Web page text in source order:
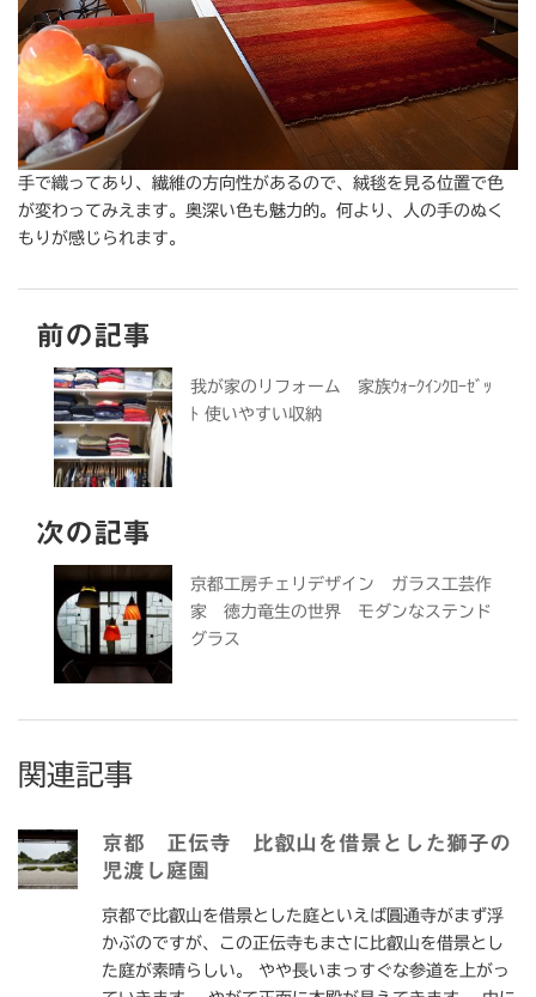
手で織ってあり、繊維の方向性があるので、絨毯を見る位置で色
が変わってみえます。奥深い色も魅力的。何より、人の手のぬく
もりが感じられます。
前の記事
我が家のリフォーム 家族ｳｫｰｸｲﾝｸﾛｰｾﾞｯ
ﾄ 使いやすい収納
次の記事
京都工房チェリデザイン ガラス工芸作
家 徳力竜生の世界 モダンなステンド
グラス
関連記事
京都 正伝寺 比叡山を借景とした獅子の
児渡し庭園
京都で比叡山を借景とした庭といえば圓通寺がまず浮
かぶのですが、この正伝寺もまさに比叡山を借景とし
た庭が素晴らしい。 やや長いまっすぐな参道を上がっ